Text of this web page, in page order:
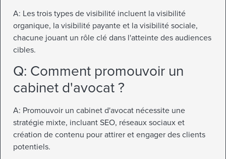
A: Les trois types de visibilité incluent la visibilité
organique, la visibilité payante et la visibilité sociale,
chacune jouant un rôle clé dans l'atteinte des audiences
cibles.
Q: Comment promouvoir un
cabinet d'avocat ?
A: Promouvoir un cabinet d'avocat nécessite une
stratégie mixte, incluant SEO, réseaux sociaux et
création de contenu pour attirer et engager des clients
potentiels.